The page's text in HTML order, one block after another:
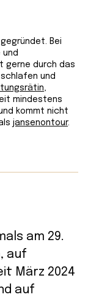
Bei
gerne durch das
und
mindestens
kommt nicht
jansenontour.
am 29.
auf
März 2024
auf